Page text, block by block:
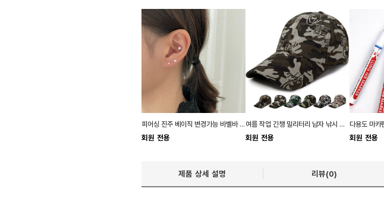
피어싱 진주 베이직 변경가능 바벨바 펄 라블렛바
회원 전용
여름 작업 긴챙 밀리터리 남자 낚시 남성 위장무늬 가
회원 전용 회원 전용
제품 상세 설명 리뷰(0)